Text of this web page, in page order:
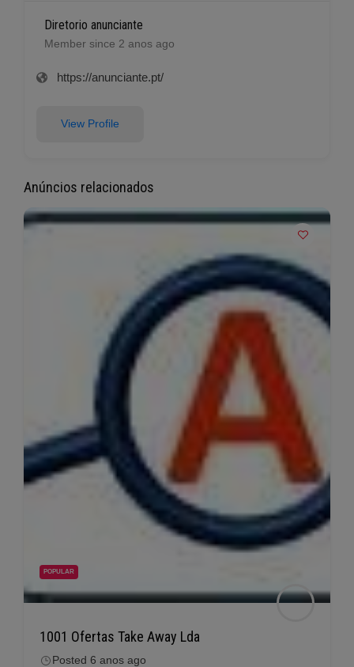
Diretorio anunciante
Member since 2 anos ago
https://anunciante.pt/
View Profile
Anúncios relacionados
POPULAR
1001 Ofertas Take Away Lda
Posted 6 anos ago